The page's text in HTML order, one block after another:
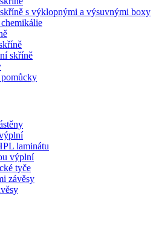
s výklopnými a výsuvnými boxy
skříně
laminátu
výplní
tyče
závěsy